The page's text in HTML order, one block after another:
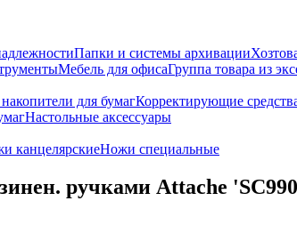
Папки и системы архивации
Мебель для офисаГруппа товара из
для бумагКорректирующие
Настольные аксессуары
канцелярскиеНожи специальные
ручками Attache